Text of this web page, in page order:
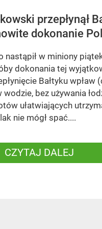
przepłynął
dokonanie
nastąpił w miniony
dokonania tej
Bałtyku wpław
wodzie, bez używania
ułatwiających
nie mógł spać....
CZYTAJ DALEJ